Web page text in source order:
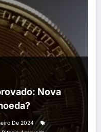
Nova
De 2024